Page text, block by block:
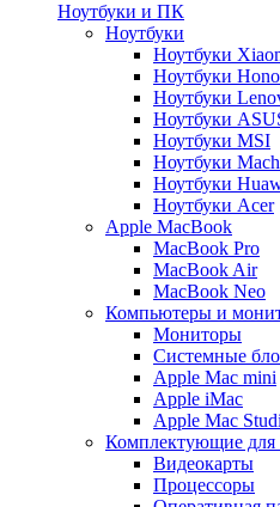
Ноутбуки и ПК
Ноутбуки
Ноутбуки
Ноутбуки
Ноутбуки
Ноутбуки
Ноутбуки MSI
Ноутбуки
Ноутбуки
Ноутбуки Acer
Apple MacBook
MacBook Pro
MacBook Air
MacBook Neo
Компьютеры и
Мониторы
Системные
Apple Mac mini
Apple iMac
Apple Mac
Комплектующие
Видеокарты
Процессоры